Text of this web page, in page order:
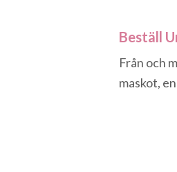
Beställ
Från och
maskot,